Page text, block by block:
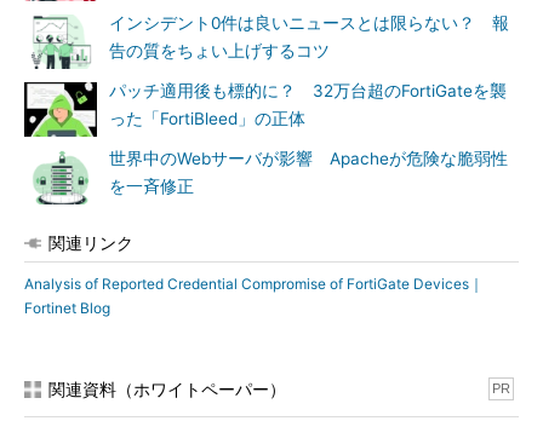
FortiGateだけでなく認証基盤側の侵害も想定し、追加アカウン
ト作成や認証ログを調査する必要があるとしている。
今回のFortinetの発表が示唆しているのは、脆弱性対策がパッ
チ適用だけでは完結しないという現実だ。攻撃者が過去に窃取し
た認証情報を保持している場合、機器を最新版に更新していて
も、認証情報の変更やMFA導入が実施されていなければ侵害のリ
スクは残る。FortiBleedは新たな脆弱性の問題というよりも、イ
ンシデント後の復旧措置がどこまで徹底されていたかを改めて問
い掛ける事案と言える。
インシデント0件は良いニュースとは限らない？ 報
告の質をちょい上げするコツ
パッチ適用後も標的に？ 32万台超のFortiGateを襲
った「FortiBleed」の正体
世界中のWebサーバが影響 Apacheが危険な脆弱性
を一斉修正
関連リンク
Analysis of Reported Credential Compromise of FortiGate Devices｜
Fortinet Blog
関連資料（ホワイトペーパー） PR